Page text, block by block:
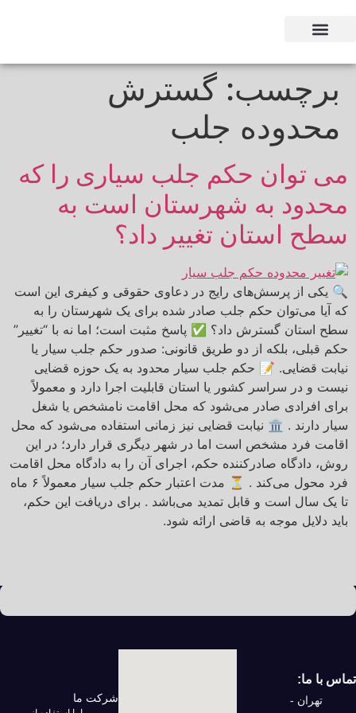
برچسب: گسترش
محدوده جلب
می توان حکم جلب سیاری را که
محدود به شهرستان است به
سطح استان تغییر داد؟
🔍 یکی از پرسش‌های رایج در دعاوی حقوقی و کیفری این است
که آیا می‌توان حکم جلب صادر شده برای یک شهرستان را به
سطح استان گسترش داد؟ ✅ پاسخ مثبت است؛ اما نه با “تغییر”
حکم قبلی، بلکه از دو طریق قانونی: صدور حکم جلب سیار یا
نیابت قضایی. 📝 حکم جلب سیار محدود به یک حوزه قضایی
نیست و در سراسر کشور یا استان قابلیت اجرا دارد و معمولاً
برای افرادی صادر می‌شود که محل اقامت نامشخص یا شغل
سیار دارند . 🏛️ نیابت قضایی نیز زمانی استفاده می‌شود که محل
اقامت فرد مشخص است اما در شهر دیگری قرار دارد؛ در این
روش، دادگاه صادرکننده حکم، اجرای آن را به دادگاه محل اقامت
فرد محول می‌کند . ⏳ مدت اعتبار حکم جلب سیار معمولاً ۶ ماه
تا یک سال است و قابل تمدید می‌باشد . برای دریافت این حکم،
باید دلایل موجه به قاضی ارائه شود.
تماس با ما:
تهران -
شرکت ما